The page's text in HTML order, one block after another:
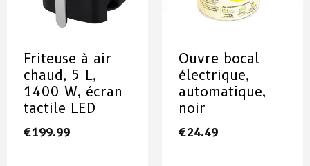
Friteuse à air
chaud, 5 L,
1400 W, écran
tactile LED
€199.99
Ouvre bocal
électrique,
automatique,
noir
€24.49